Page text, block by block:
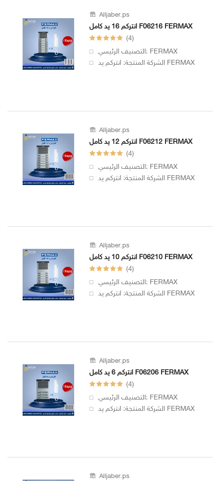
Alljaber.ps
انتركم 16 يد كامل F06216 FERMAX
(4)
التصنيف الرئيسي: FERMAX
الشركة المنتجة: انتركم يد FERMAX
Alljaber.ps
انتركم 12 يد كامل F06212 FERMAX
(4)
التصنيف الرئيسي: FERMAX
الشركة المنتجة: انتركم يد FERMAX
Alljaber.ps
انتركم 10 يد كامل F06210 FERMAX
(4)
التصنيف الرئيسي: FERMAX
الشركة المنتجة: انتركم يد FERMAX
Alljaber.ps
انتركم 6 يد كامل F06206 FERMAX
(4)
التصنيف الرئيسي: FERMAX
الشركة المنتجة: انتركم يد FERMAX
Alljaber.ps